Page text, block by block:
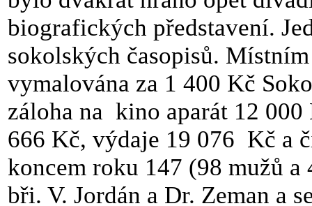
biografických představení.
sokolských časopisů.
vymalována za 1 400 Kč
záloha na kino aparát 12
666 Kč, výdaje 19 076 Kč a
koncem roku 147 (98 mužů a
bři. V. Jordán a Dr. Zeman a